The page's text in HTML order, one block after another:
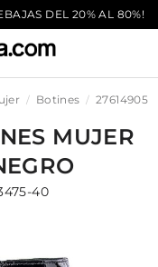
DEL 20% AL 80%!
Botines 27614905
MUJER
40